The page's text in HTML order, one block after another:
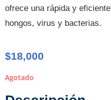
ofrece una rápida y
hongos, virus y bacterias.
$18,000
Agotado